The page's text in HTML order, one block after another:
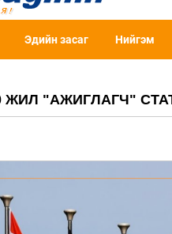
Эдийн засаг Нийгэм
ЖИЛ "АЖИГЛАГЧ"